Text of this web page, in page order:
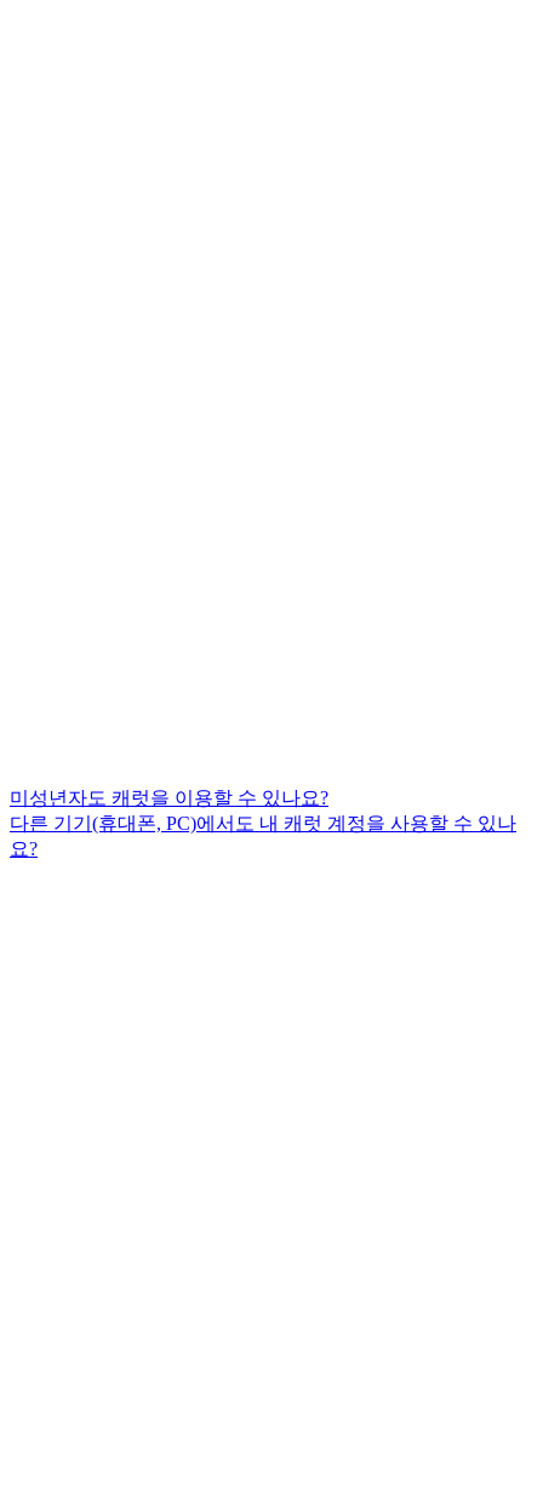
미성년자도 캐럿을 이용할 수 있나요?
다른 기기(휴대폰, PC)에서도 내 캐럿 계정을 사용할 수 있나
요?